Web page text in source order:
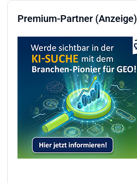
Premium-Partner (Anzeige)